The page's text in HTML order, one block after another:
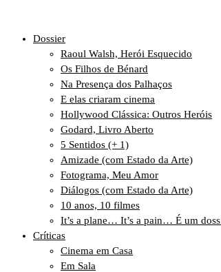
Dossier
Raoul Walsh, Herói Esquecido
Os Filhos de Bénard
Na Presença dos Palhaços
E elas criaram cinema
Hollywood Clássica: Outros Heróis
Godard, Livro Aberto
5 Sentidos (+ 1)
Amizade (com Estado da Arte)
Fotograma, Meu Amor
Diálogos (com Estado da Arte)
10 anos, 10 filmes
It’s a plane… It’s a pain… É um
Críticas
Cinema em Casa
Em Sala